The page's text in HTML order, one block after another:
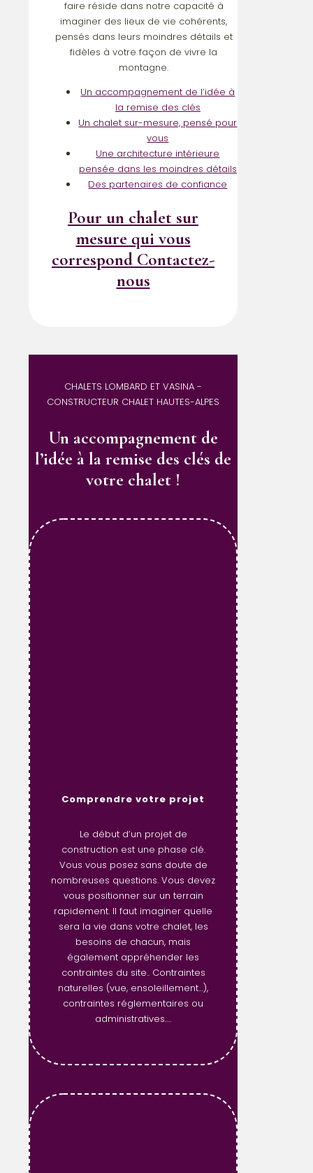
faire réside dans notre capacité à
imaginer des lieux de vie cohérents,
pensés dans leurs moindres détails et
fidèles à votre façon de vivre la
montagne.
Un accompagnement de l’idée à
la remise des clés
Un chalet sur-mesure, pensé pour
vous
Une architecture intérieure
pensée dans les moindres détails
Des partenaires de confiance
Pour un chalet sur
mesure qui vous
correspond Contactez-
nous
CHALETS LOMBARD ET VASINA -
CONSTRUCTEUR CHALET HAUTES-ALPES
Un accompagnement de
l’idée à la remise des clés de
votre chalet !
Comprendre votre projet
Le début d’un projet de
construction est une phase clé.
Vous vous posez sans doute de
nombreuses questions. Vous devez
vous positionner sur un terrain
rapidement. Il faut imaginer quelle
sera la vie dans votre chalet, les
besoins de chacun, mais
également appréhender les
contraintes du site.. Contraintes
naturelles (vue, ensoleillement…),
contraintes réglementaires ou
administratives….